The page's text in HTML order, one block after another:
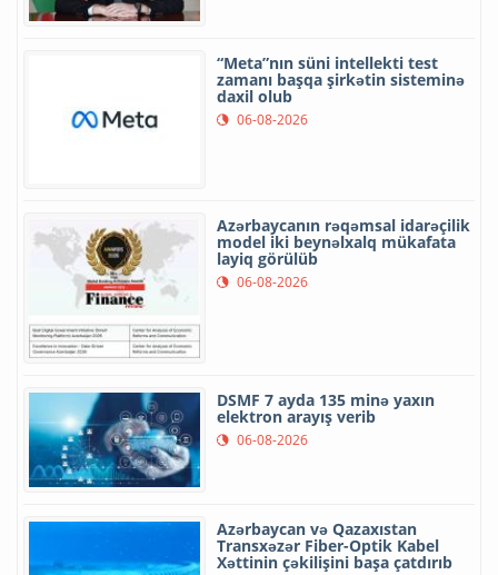
“Meta”nın süni intellekti test
zamanı başqa şirkətin sisteminə
daxil olub
06-08-2026
Azərbaycanın rəqəmsal idarəçilik
model iki beynəlxalq mükafata
layiq görülüb
06-08-2026
DSMF 7 ayda 135 minə yaxın
elektron arayış verib
06-08-2026
Azərbaycan və Qazaxıstan
Transxəzər Fiber-Optik Kabel
Xəttinin çəkilişini başa çatdırıb